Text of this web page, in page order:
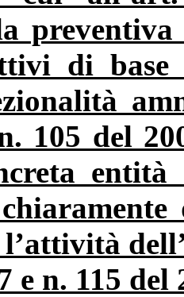
di base
105 del
entità
e n. 115 del